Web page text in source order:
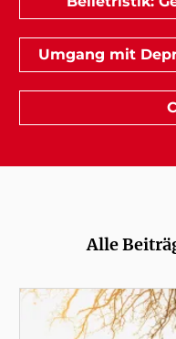
Umgang mit
Alle